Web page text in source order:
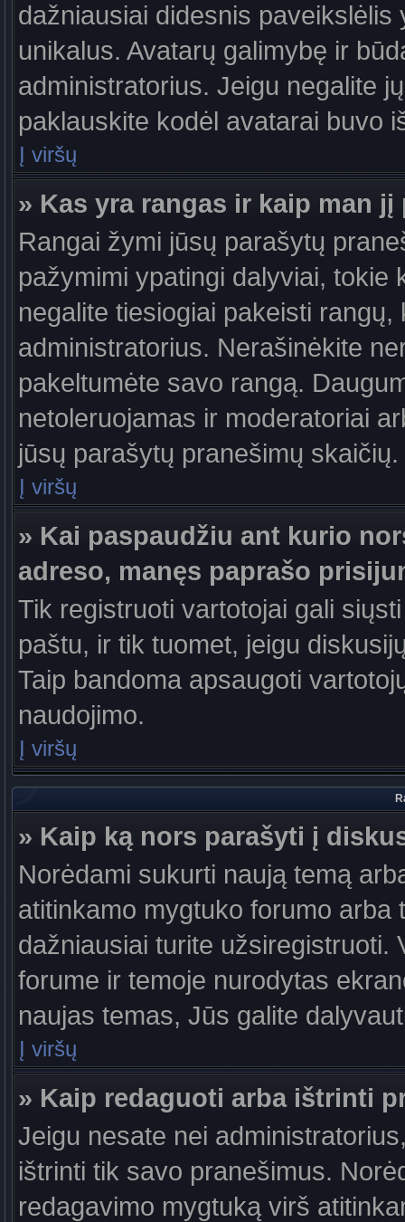
dažniausiai didesnis
unikalus. Avatarų galimybę ir
administratorius. Jeigu negalite
paklauskite kodėl avatarai buvo
Į viršų
» Kas yra rangas ir kaip man
Rangai žymi jūsų parašytų
pažymimi ypatingi dalyviai, tokie
negalite tiesiogiai pakeisti
administratorius. Nerašinėkite
pakeltumėte savo rangą.
netoleruojamas ir moderatoriai
jūsų parašytų pranešimų skaičių.
Į viršų
» Kai paspaudžiu ant kurio
adreso, manęs paprašo
Tik registruoti vartotojai gali
paštu, ir tik tuomet, jeigu
Taip bandoma apsaugoti
naudojimo.
Į viršų
» Kaip ką nors parašyti į
Norėdami sukurti naują temą
atitinkamo mygtuko forumo
dažniausiai turite užsiregistruoti.
forume ir temoje nurodytas
naujas temas, Jūs galite
Į viršų
» Kaip redaguoti arba ištrinti
Jeigu nesate nei
ištrinti tik savo pranešimus.
redagavimo mygtuką virš